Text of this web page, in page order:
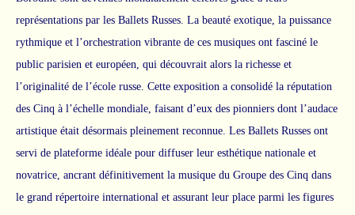
représentations par les Ballets Russes. La beauté exotique, la puissance
rythmique et l’orchestration vibrante de ces musiques ont fasciné le
public parisien et européen, qui découvrait alors la richesse et
l’originalité de l’école russe. Cette exposition a consolidé la réputation
des Cinq à l’échelle mondiale, faisant d’eux des pionniers dont l’audace
artistique était désormais pleinement reconnue. Les Ballets Russes ont
servi de plateforme idéale pour diffuser leur esthétique nationale et
novatrice, ancrant définitivement la musique du Groupe des Cinq dans
le grand répertoire international et assurant leur place parmi les figures